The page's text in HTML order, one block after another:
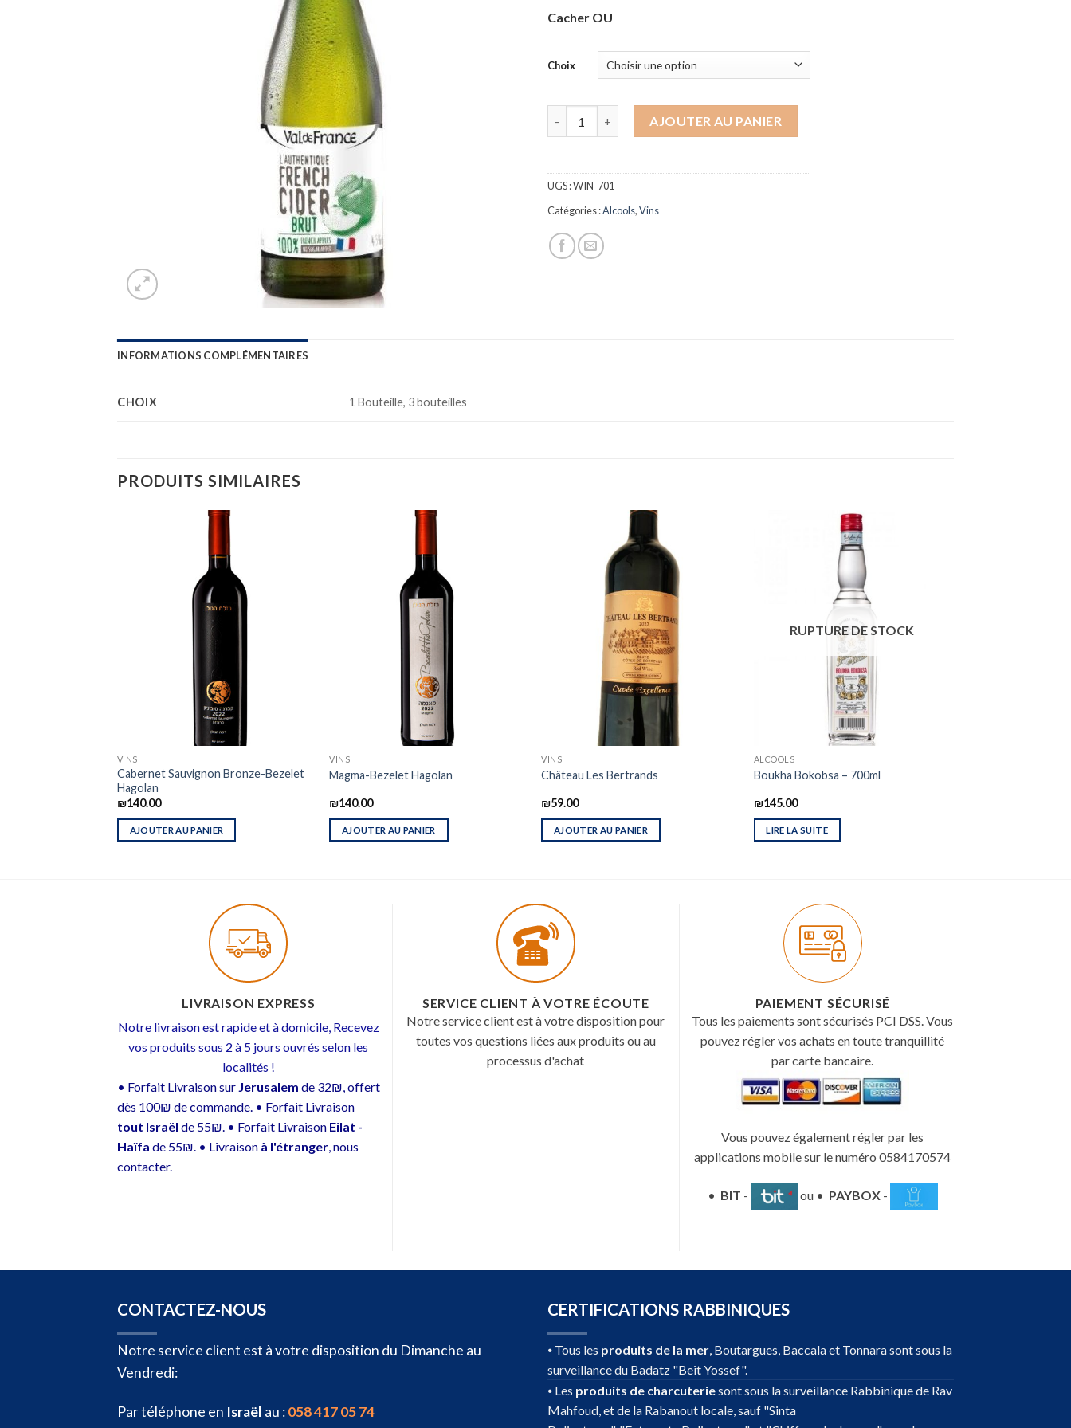
Cacher OU
Choix
AJOUTER AU PANIER
UGS :WIN-701
Catégories :Alcools,Vins
INFORMATIONS COMPLÉMENTAIRES
CHOIX 1 Bouteille, 3 bouteilles
PRODUITS SIMILAIRES
VINS
Cabernet Sauvignon Bronze-Bezelet
Hagolan
₪140.00
AJOUTER AU PANIER
VINS
Magma-Bezelet Hagolan
₪140.00
AJOUTER AU PANIER
VINS
Château Les Bertrands
₪59.00
AJOUTER AU PANIER
RUPTURE DE STOCK
ALCOOLS
Boukha Bokobsa – 700ml
₪145.00
LIRE LA SUITE
LIVRAISON EXPRESS
Notre livraison est rapide et à domicile, Recevez
vos produits sous 2 à 5 jours ouvrés selon les
localités !
• Forfait Livraison sur Jerusalem de 32₪, offert
dès 100₪ de commande. • Forfait Livraison
tout Israël de 55₪. • Forfait Livraison Eilat -
Haïfa de 55₪. • Livraison à l'étranger, nous
contacter.
SERVICE CLIENT À VOTRE ÉCOUTE
Notre service client est à votre disposition pour
toutes vos questions liées aux produits ou au
processus d'achat
PAIEMENT SÉCURISÉ
Tous les paiements sont sécurisés PCI DSS. Vous
pouvez régler vos achats en toute tranquillité
par carte bancaire.
Vous pouvez également régler par les
applications mobile sur le numéro 0584170574
• BIT - ou • PAYBOX -
CONTACTEZ-NOUS
Notre service client est à votre disposition du Dimanche au
Vendredi:
Par téléphone en Israël au :058 417 05 74
CERTIFICATIONS RABBINIQUES
⦁ Tous les produits de la mer, Boutargues, Baccala et Tonnara sont sous la
surveillance du Badatz "Beit Yossef".
⦁ Les produits de charcuteriesont sous la surveillance Rabbinique de Rav
Mahfoud, et de la Rabanout locale, sauf "Sinta